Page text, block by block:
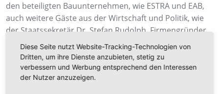
den beteiligten Bauunternehmen, wie ESTRA und EAB,
auch weitere Gäste aus der Wirtschaft und Politik, wie
der Staatssekretär Dr. Stefan Rudolph, Firmengründer
Ibrahim Mirmahmutoğullari, Bürgermeister der Stadt
Sassnitz Frank Kracht sowie der Geschäftsführer der
Fährhafen Sassnitz GmbH Harm Sievers.
Der Firmengründer sowie Angestellte der Deutsche
Diese Seite nutzt Website-Tracking-Technologien von
Dritten, um ihre Dienste anzubieten, stetig zu
verbessern und Werbung entsprechend den Interessen
der Nutzer anzuzeigen.